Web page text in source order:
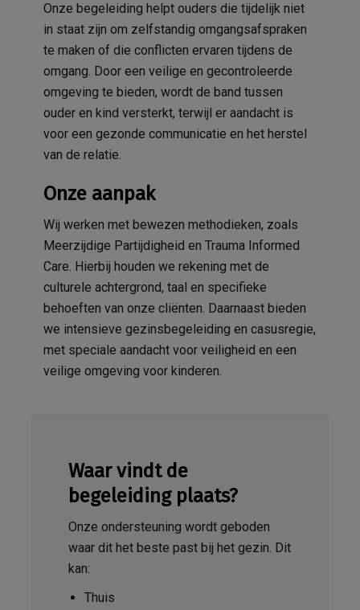
Onze begeleiding helpt ouders die tijdelijk niet
in staat zijn om zelfstandig omgangsafspraken
te maken of die conflicten ervaren tijdens de
omgang. Door een veilige en gecontroleerde
omgeving te bieden, wordt de band tussen
ouder en kind versterkt, terwijl er aandacht is
voor een gezonde communicatie en het herstel
van de relatie.
Onze aanpak
Wij werken met bewezen methodieken, zoals
Meerzijdige Partijdigheid en Trauma Informed
Care. Hierbij houden we rekening met de
culturele achtergrond, taal en specifieke
behoeften van onze cliënten. Daarnaast bieden
we intensieve gezinsbegeleiding en casusregie,
met speciale aandacht voor veiligheid en een
veilige omgeving voor kinderen.
Waar vindt de
begeleiding plaats?
Onze ondersteuning wordt geboden
waar dit het beste past bij het gezin. Dit
kan:
Thuis